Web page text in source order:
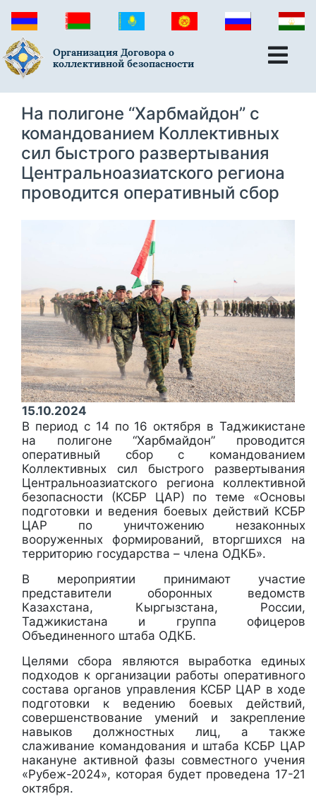
Организация Договора о
коллективной безопасности
На полигоне “Харбмайдон” с
командованием Коллективных
сил быстрого развертывания
Центральноазиатского региона
проводится оперативный сбор
15.10.2024
В период с 14 по 16 октября в Таджикистане
на полигоне “Харбмайдон” проводится
оперативный сбор с командованием
Коллективных сил быстрого развертывания
Центральноазиатского региона коллективной
безопасности (КСБР ЦАР) по теме «Основы
подготовки и ведения боевых действий КСБР
ЦАР по уничтожению незаконных
вооруженных формирований, вторгшихся на
территорию государства – члена ОДКБ».
В мероприятии принимают участие
представители оборонных ведомств
Казахстана, Кыргызстана, России,
Таджикистана и группа офицеров
Объединенного штаба ОДКБ.
Целями сбора являются выработка единых
подходов к организации работы оперативного
состава органов управления КСБР ЦАР в ходе
подготовки к ведению боевых действий,
совершенствование умений и закрепление
навыков должностных лиц, а также
слаживание командования и штаба КСБР ЦАР
накануне активной фазы совместного учения
«Рубеж-2024», которая будет проведена 17-21
октября.